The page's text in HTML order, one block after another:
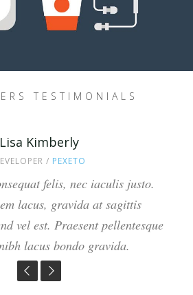
TESTIMONIALS
John Doe
DEVELOPER /APPLE
vulputate nibh malesuada
ut consequat felis, nec iaculis
sem lacus, gravida at sagittis
eleifend vel est.
Lisa Kimberly
/ PEXETO
felis, nec iaculis justo.
lacus, gravida at sagittis
vel est. Praesent pellentesque
lacus bondo gravida.